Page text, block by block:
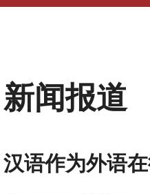
新闻报道
汉语作为外语